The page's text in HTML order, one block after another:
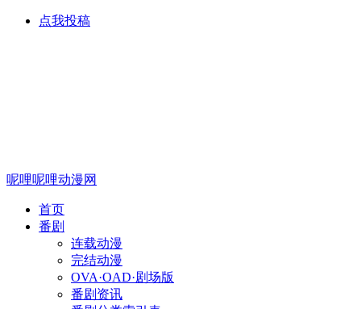
点我投稿
呢哩呢哩动漫网
首页
番剧
连载动漫
完结动漫
OVA·OAD·剧场版
番剧资讯